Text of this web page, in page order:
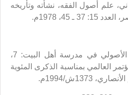
علم أصول الفقه، نشأته وتأريخه
([4]) منذر الحكيم، الفكر الأصولي في مدرسة أهل البيت: 7،
العالمي بمناسبة الذكرى المئوية
1373ش/1994م.